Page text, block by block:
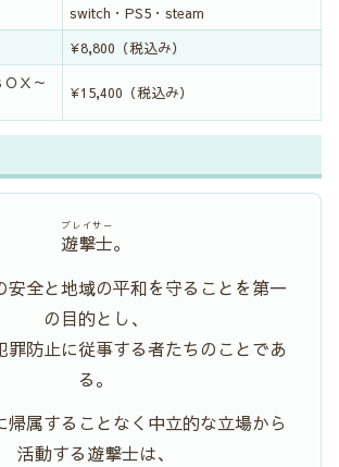
switch・PS5・steam
¥8,800（税込み）
Ｘ～
¥15,400（税込み）
遊撃士
ブレイサー
。
安全と地域の平和を守ることを第一
の目的とし、
罪防止に従事する者たちのことであ
る。
帰属することなく中立的な立場から
活動する遊撃士は、